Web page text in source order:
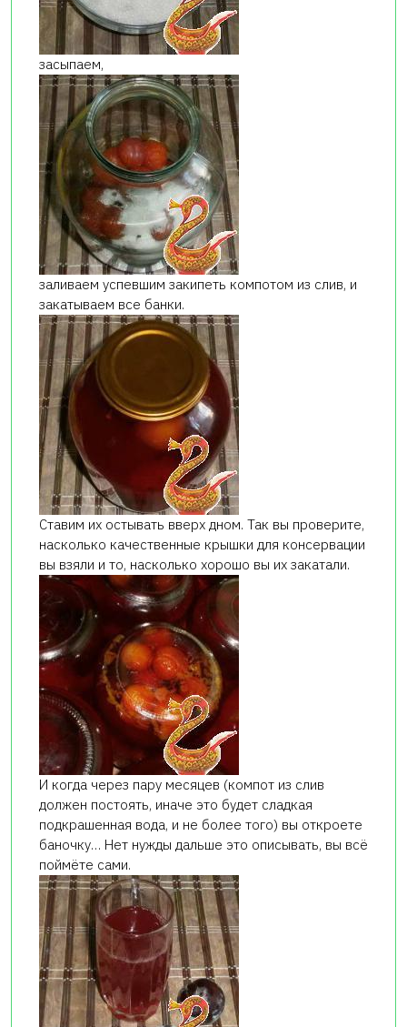
засыпаем,
заливаем успевшим закипеть компотом из слив, и
закатываем все банки.
Ставим их остывать вверх дном. Так вы проверите,
насколько качественные крышки для консервации
вы взяли и то, насколько хорошо вы их закатали.
И когда через пару месяцев (компот из слив
должен постоять, иначе это будет сладкая
подкрашенная вода, и не более того) вы откроете
баночку… Нет нужды дальше это описывать, вы всё
поймёте сами.